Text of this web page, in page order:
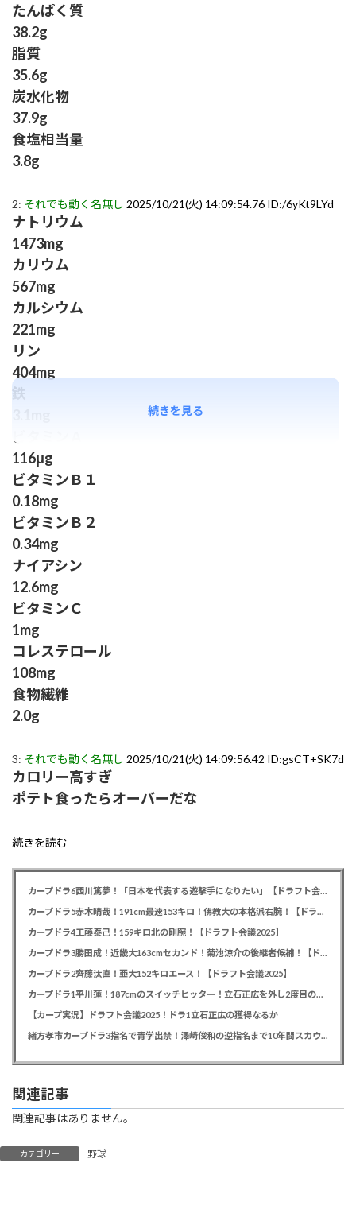
たんぱく質
38.2g
脂質
35.6g
炭水化物
37.9g
食塩相当量
3.8g
2: それでも動く名無し 2025/10/21(火) 14:09:54.76 ID:/6yKt9LYd
ナトリウム
1473mg
カリウム
567mg
カルシウム
221mg
リン
404mg
鉄
ビタミンＡ
116μg
ビタミンＢ１
0.18mg
ビタミンＢ２
0.34mg
ナイアシン
12.6mg
ビタミンＣ
1mg
コレステロール
108mg
食物繊維
2.0g
3: それでも動く名無し 2025/10/21(火) 14:09:56.42 ID:gsCT+SK7d
カロリー高すぎ
ポテト食ったらオーバーだな
続きを読む
続きを見る
カープドラ6西川篤夢！「日本を代表する遊撃手になりたい」【ドラフト会議2025】
カープドラ5赤木晴哉！191cm最速153キロ！佛教大の本格派右腕！【ドラフト会議2025】
カープドラ4工藤泰己！159キロ北の剛腕！【ドラフト会議2025】
カープドラ3勝田成！近畿大163cmセカンド！菊池涼介の後継者候補！【ドラフト会議2025】
カープドラ2齊藤汰直！亜大152キロエース！【ドラフト会議2025】
カープドラ1平川蓮！187cmのスイッチヒッター！立石正広を外し2度目の重複も新井監督がクジを引き当てる！【ドラフト会議2025】
【カープ実況】ドラフト会議2025！ドラ1立石正広の獲得なるか
緒方孝市カープドラ3指名で青学出禁！澤﨑俊和の逆指名まで10年間スカウト出禁
関連記事
関連記事はありません。
カテゴリー 野球